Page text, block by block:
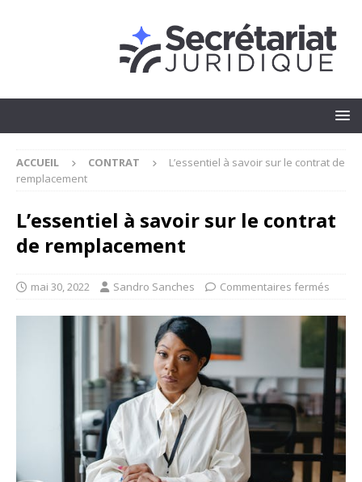
ACCUEIL CONTRAT
L’essentiel à savoir sur le contrat de
remplacement
L’essentiel à savoir sur le contrat
de remplacement
mai 30, 2022 Sandro Sanches Commentaires fermés